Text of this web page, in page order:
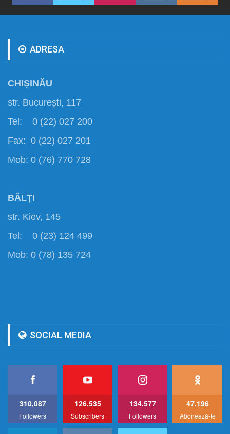
ADRESA
CHIȘINĂU
str. București, 117
Tel: 0 (22) 027 200
Fax: 0 (22) 027 201
Mob: 0 (76) 770 728
BĂLȚI
str. Kiev, 145
Tel: 0 (23) 124 499
Mob: 0 (78) 135 724
SOCIAL MEDIA
310,087
Followers
126,535
Subscribers
134,577
Followers
47,196
Abonează-te